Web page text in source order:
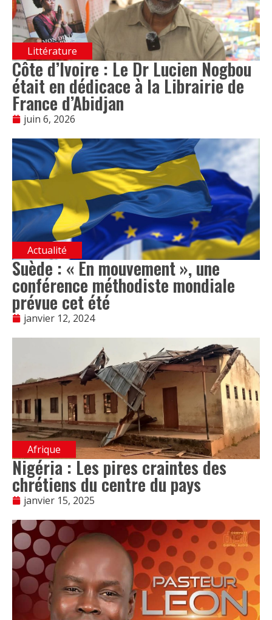
Littérature
Côte d’Ivoire : Le Dr Lucien Nogbou
était en dédicace à la Librairie de
France d’Abidjan
juin 6, 2026
Actualité
Suède : « En mouvement », une
conférence méthodiste mondiale
prévue cet été
janvier 12, 2024
Afrique
Nigéria : Les pires craintes des
chrétiens du centre du pays
janvier 15, 2025